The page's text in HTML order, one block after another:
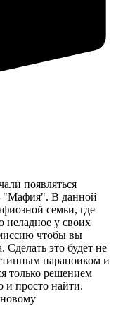
появляться
"Мафия". В данной
семьи, где
неладное у своих
чтобы вы
Сделать это будет не
параноиком и
только решением
и просто найти.